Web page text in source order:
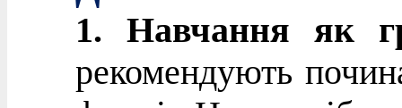
1. Навчання як
рекомендують